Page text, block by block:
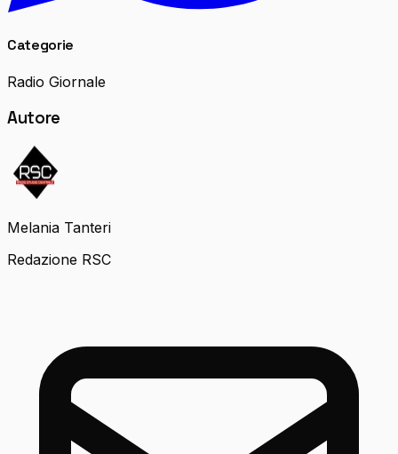
Categorie
Radio Giornale
Autore
Melania Tanteri
Redazione RSC